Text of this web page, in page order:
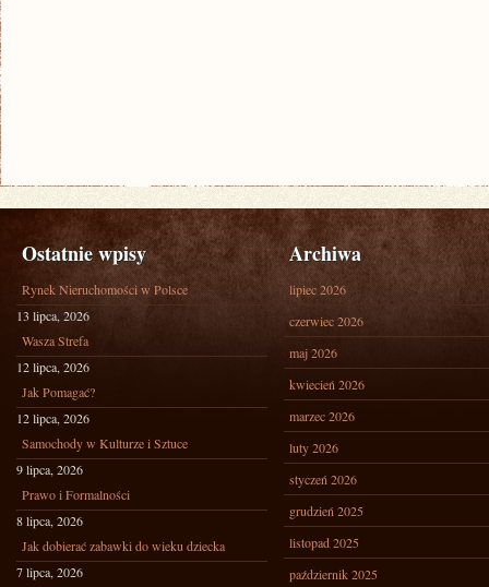
Ostatnie wpisy
Rynek Nieruchomości w Polsce
13 lipca, 2026
Wasza Strefa
12 lipca, 2026
Jak Pomagać?
12 lipca, 2026
Samochody w Kulturze i Sztuce
9 lipca, 2026
Prawo i Formalności
8 lipca, 2026
Jak dobierać zabawki do wieku dziecka
7 lipca, 2026
Archiwa
lipiec 2026
czerwiec 2026
maj 2026
kwiecień 2026
marzec 2026
luty 2026
styczeń 2026
grudzień 2025
listopad 2025
październik 2025